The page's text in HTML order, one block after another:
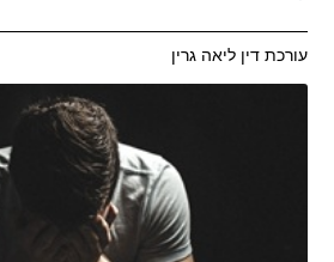
עורכת דין ליאה גרין